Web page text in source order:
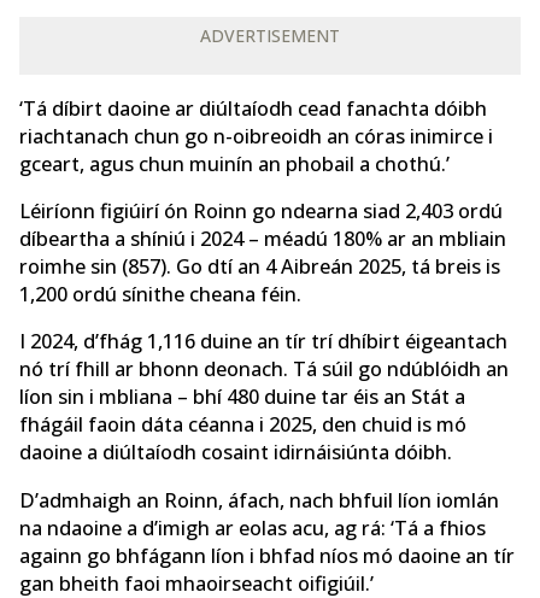
ADVERTISEMENT
‘Tá díbirt daoine ar diúltaíodh cead fanachta dóibh
riachtanach chun go n-oibreoidh an córas inimirce i
gceart, agus chun muinín an phobail a chothú.’
Léiríonn figiúirí ón Roinn go ndearna siad 2,403 ordú
díbeartha a shíniú i 2024 – méadú 180% ar an mbliain
roimhe sin (857). Go dtí an 4 Aibreán 2025, tá breis is
1,200 ordú sínithe cheana féin.
I 2024, d’fhág 1,116 duine an tír trí dhíbirt éigeantach
nó trí fhill ar bhonn deonach. Tá súil go ndúblóidh an
líon sin i mbliana – bhí 480 duine tar éis an Stát a
fhágáil faoin dáta céanna i 2025, den chuid is mó
daoine a diúltaíodh cosaint idirnáisiúnta dóibh.
D’admhaigh an Roinn, áfach, nach bhfuil líon iomlán
na ndaoine a d’imigh ar eolas acu, ag rá: ‘Tá a fhios
againn go bhfágann líon i bhfad níos mó daoine an tír
gan bheith faoi mhaoirseacht oifigiúil.’